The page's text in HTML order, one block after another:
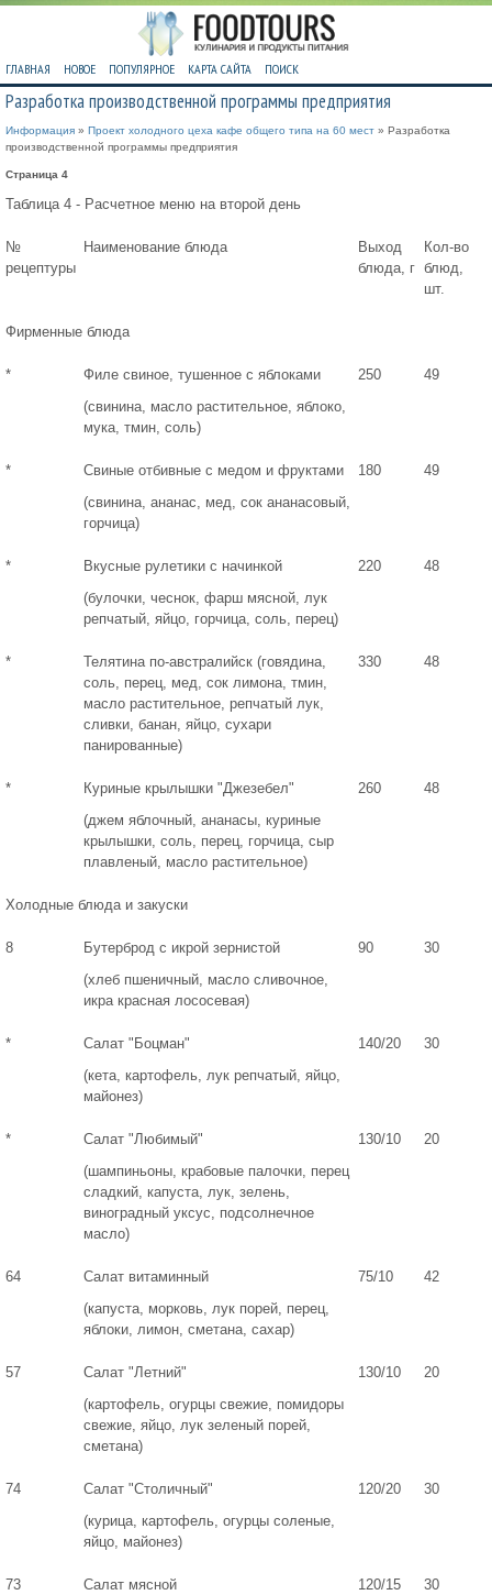
ГЛАВНАЯ НОВОЕ ПОПУЛЯРНОЕ КАРТА САЙТА ПОИСК
Разработка производственной программы предприятия
Информация » Проект холодного цеха кафе общего типа на 60 мест » Разработка
производственной программы предприятия
Страница 4
Таблица 4 - Расчетное меню на второй день
№
рецептуры
Наименование блюда
Выход
блюда, г
Кол-во
блюд,
шт.
Фирменные блюда
*
Филе свиное, тушенное с яблоками
(свинина, масло растительное, яблоко,
мука, тмин, соль)
250 49
*
Свиные отбивные с медом и фруктами
(свинина, ананас, мед, сок ананасовый,
горчица)
180 49
*
Вкусные рулетики с начинкой
(булочки, чеснок, фарш мясной, лук
репчатый, яйцо, горчица, соль, перец)
220 48
*
Телятина по-австралийск (говядина,
соль, перец, мед, сок лимона, тмин,
масло растительное, репчатый лук,
сливки, банан, яйцо, сухари
панированные)
330 48
*
Куриные крылышки "Джезебел"
(джем яблочный, ананасы, куриные
крылышки, соль, перец, горчица, сыр
плавленый, масло растительное)
260 48
Холодные блюда и закуски
8
Бутерброд с икрой зернистой
(хлеб пшеничный, масло сливочное,
икра красная лососевая)
90 30
*
Салат "Боцман"
(кета, картофель, лук репчатый, яйцо,
майонез)
140/20 30
*
Салат "Любимый"
(шампиньоны, крабовые палочки, перец
сладкий, капуста, лук, зелень,
виноградный уксус, подсолнечное
масло)
130/10 20
64
Салат витаминный
(капуста, морковь, лук порей, перец,
яблоки, лимон, сметана, сахар)
75/10 42
57
Салат "Летний"
(картофель, огурцы свежие, помидоры
свежие, яйцо, лук зеленый порей,
сметана)
130/10 20
74
Салат "Столичный"
(курица, картофель, огурцы соленые,
яйцо, майонез)
120/20 30
73
Салат мясной
120/15 30